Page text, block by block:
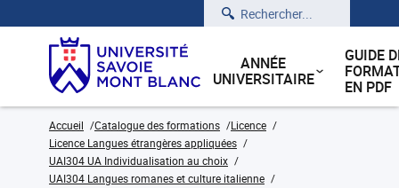
Rechercher
ANNÉE
UNIVERSITAIRE
GUIDE
EN PDF
Accueil Catalogue des formations
Licence
Licence Langues étrangères appliquées
UAI304 UA Individualisation au choix
UAI304 Langues romanes et culture italienne